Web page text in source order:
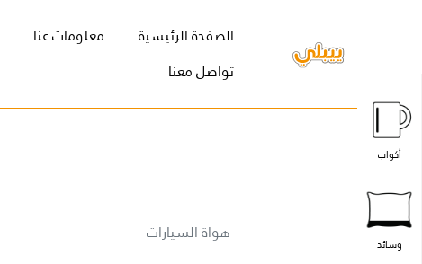
أكواب
وسائد
الصفحة الرئيسية
(current) معلومات عنا
تواصل معنا
هواة السيارات